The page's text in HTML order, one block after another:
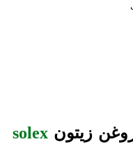
زیتون solex